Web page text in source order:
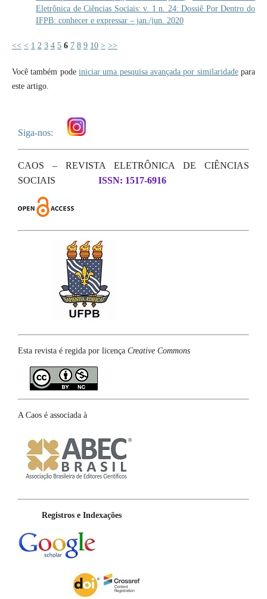
Eletrônica de Ciências Sociais: v. 1 n. 24: Dossiê Por Dentro do
IFPB: conhecer e expressar – jan./jun. 2020
<< < 1 2 3 4 5 6 7 8 9 10 > >>
Você também pode iniciar uma pesquisa avançada por similaridadepara
este artigo.
Siga-nos:
CAOS – REVISTA ELETRÔNICA DE CIÊNCIAS
SOCIAIS
ISSN: 1517-6916
Esta revista é regida por licença Creative Commons
A Caos é associada à
Registros e Indexações